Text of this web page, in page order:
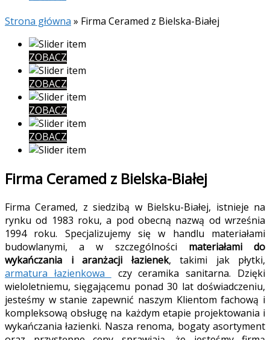
Strona główna » Firma Ceramed z Bielska-Białej
ZOBACZ
ZOBACZ
ZOBACZ
ZOBACZ
Firma Ceramed z Bielska-Białej
Firma Ceramed, z siedzibą w Bielsku-Białej, istnieje na
rynku od 1983 roku, a pod obecną nazwą od września
1994 roku. Specjalizujemy się w handlu materiałami
budowlanymi, a w szczególności materiałami do
wykańczania i aranżacji łazienek, takimi jak płytki,
armatura łazienkowa
czy ceramika sanitarna. Dzięki
wieloletniemu, sięgającemu ponad 30 lat doświadczeniu,
jesteśmy w stanie zapewnić naszym Klientom fachową i
kompleksową obsługę na każdym etapie projektowania i
wykańczania łazienki. Nasza renoma, bogaty asortyment